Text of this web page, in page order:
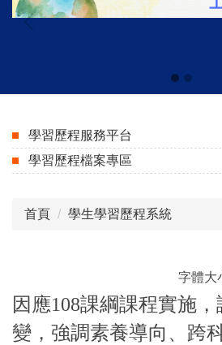
學習歷程服務平台
學習歷程檔案專區
首頁 學生學習歷程系統
字體大
因應108課綱課程實施
變，強調素養導向、跨